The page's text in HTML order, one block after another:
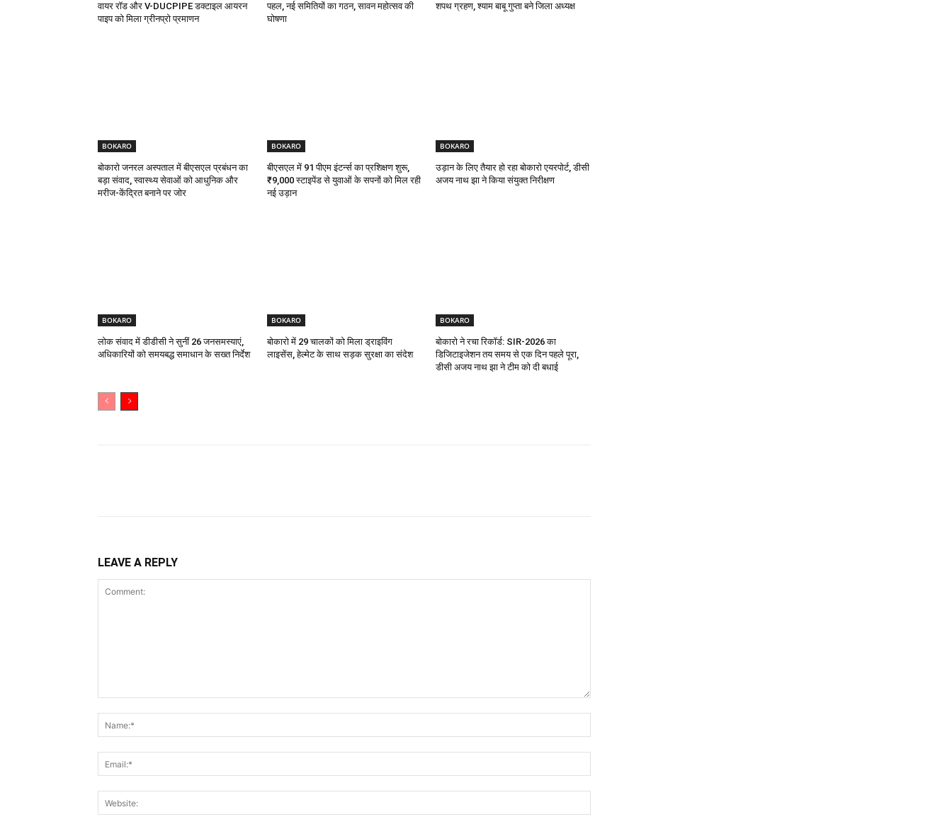
वायर रॉड और V-DUCPIPE डक्टाइल आयरन
पाइप को मिला ग्रीनप्रो प्रमाणन
पहल, नई समितियों का गठन, सावन महोत्सव की
घोषणा
शपथ ग्रहण, श्याम बाबू गुप्ता बने जिला अध्यक्ष
BOKARO
बोकारो जनरल अस्पताल में बीएसएल प्रबंधन का
बड़ा संवाद, स्वास्थ्य सेवाओं को आधुनिक और
मरीज-केंद्रित बनाने पर जोर
BOKARO
बीएसएल में 91 पीएम इंटर्न्स का प्रशिक्षण शुरू,
₹9,000 स्टाइपेंड से युवाओं के सपनों को मिल रही
नई उड़ान
BOKARO
उड़ान के लिए तैयार हो रहा बोकारो एयरपोर्ट, डीसी
अजय नाथ झा ने किया संयुक्त निरीक्षण
BOKARO
लोक संवाद में डीडीसी ने सुनीं 26 जनसमस्याएं,
अधिकारियों को समयबद्ध समाधान के सख्त निर्देश
BOKARO
बोकारो में 29 चालकों को मिला ड्राइविंग
लाइसेंस, हेल्मेट के साथ सड़क सुरक्षा का संदेश
BOKARO
बोकारो ने रचा रिकॉर्ड: SIR-2026 का
डिजिटाइजेशन तय समय से एक दिन पहले पूरा,
डीसी अजय नाथ झा ने टीम को दी बधाई
LEAVE A REPLY